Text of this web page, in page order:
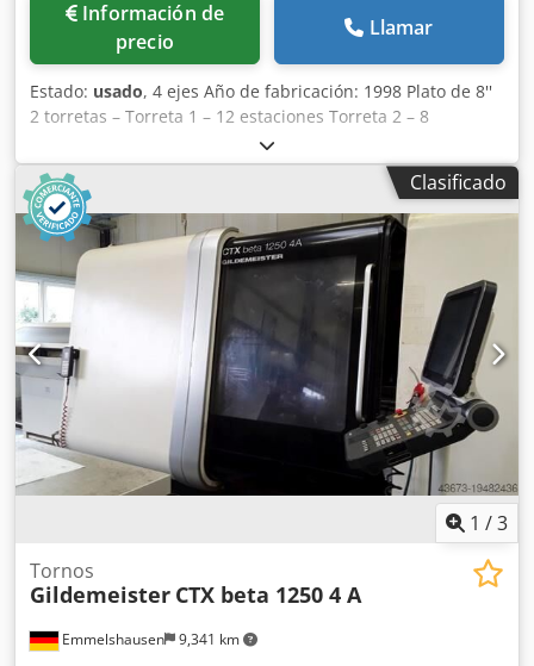
Información de
precio
Llamar
Estado: usado, 4 ejes Año de fabricación: 1998 Plato de 8''
2 torretas – Torreta 1 – 12 estaciones Torreta 2 – 8
estaciones Contrapunto programable 750 mm entre
centros Herramientas motorizadas Eje C Presetter de
herramienta Dodpfx Aiey Drunexokr Eje Y Transportador
de virutas Control Okuma OSP 7000L
Clasificado
1 /3
Emmelshausen 9,341 km
Tornos
Gildemeister CTX beta 1250 4 A